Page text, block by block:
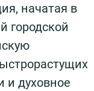
начатая в
городской
и духовное